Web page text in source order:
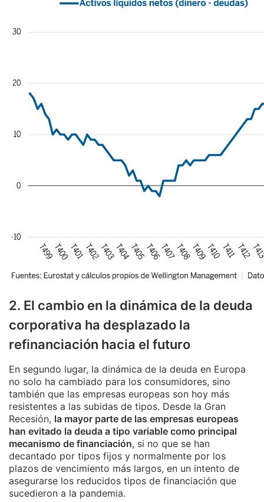
2. El cambio en la dinámica de la deuda
corporativa ha desplazado la
refinanciación hacia el futuro
En segundo lugar, la dinámica de la deuda en Europa
no solo ha cambiado para los consumidores, sino
también que las empresas europeas son hoy más
resistentes a las subidas de tipos. Desde la Gran
Recesión, la mayor parte de las empresas europeas
han evitado la deuda a tipo variable como principal
mecanismo de financiación, si no que se han
decantado por tipos fijos y normalmente por los
plazos de vencimiento más largos, en un intento de
asegurarse los reducidos tipos de financiación que
sucedieron a la pandemia.